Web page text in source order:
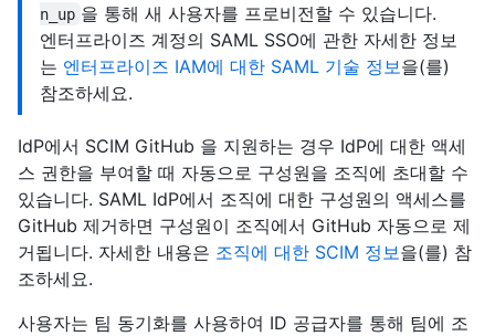
n_up 을 통해 새 사용자를 프로비전할 수 있습니다.
엔터프라이즈 계정의 SAML SSO에 관한 자세한 정보
는 엔터프라이즈 IAM에 대한 SAML 기술 정보 을(를)
참조하세요.
IdP에서 SCIM GitHub 을 지원하는 경우 IdP에 대한 액세
스 권한을 부여할 때 자동으로 구성원을 조직에 초대할 수
있습니다. SAML IdP에서 조직에 대한 구성원의 액세스를
GitHub 제거하면 구성원이 조직에서 GitHub 자동으로 제
거됩니다. 자세한 내용은 조직에 대한 SCIM 정보 을(를) 참
조하세요.
사용자는 팀 동기화를 사용하여 ID 공급자를 통해 팀에 조